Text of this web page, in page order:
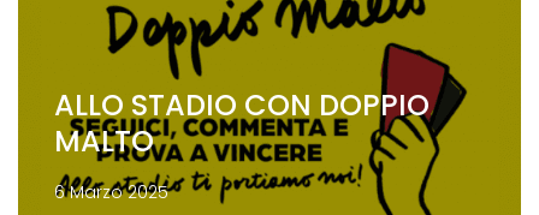
ALLO STADIO CON DOPPIO
MALTO
6 Marzo 2025